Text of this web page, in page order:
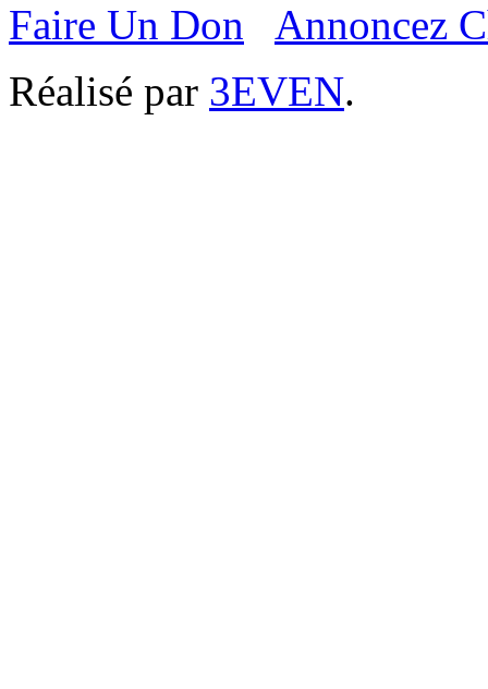
Faire Un Don
Annoncez
Réalisé par 3EVEN.